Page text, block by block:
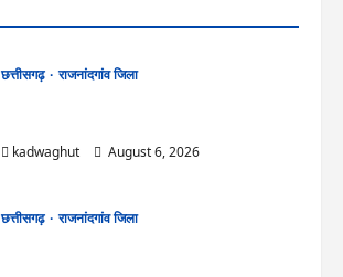
छत्तीसगढ़
राजनांदगांव जिला
kadwaghut
August 6, 2026
छत्तीसगढ़
राजनांदगांव जिला